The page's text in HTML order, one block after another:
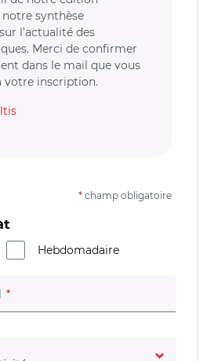
synthèse
l’actualité des
Merci de confirmer
dans le mail que vous
votre inscription.
* champ obligatoire
Hebdomadaire
(champ obligatoire)